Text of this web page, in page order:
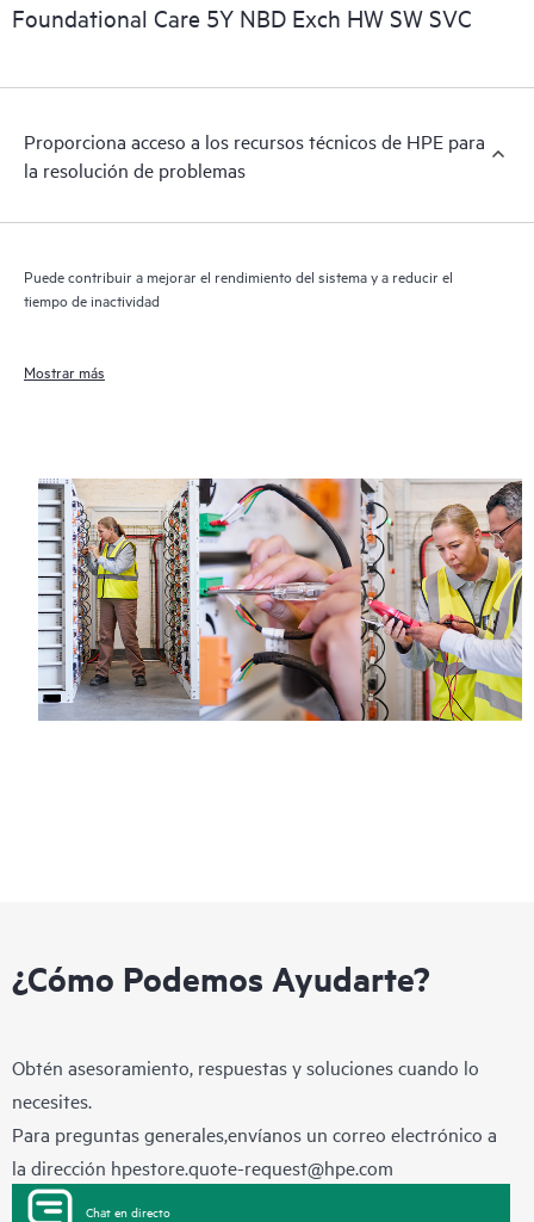
Foundational Care 5Y NBD Exch HW SW SVC
Proporciona acceso a los recursos técnicos de HPE para
la resolución de problemas
Puede contribuir a mejorar el rendimiento del sistema y a reducir el
tiempo de inactividad
Mostrar más
¿Cómo Podemos Ayudarte?
Obtén asesoramiento, respuestas y soluciones cuando lo
necesites.
Para preguntas generales,envíanos un correo electrónico a
la dirección hpestore.quote-request@hpe.com
Chat en directo